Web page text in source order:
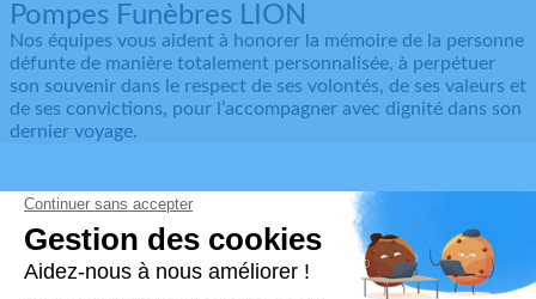
Pompes Funèbres LION
Nos équipes vous aident à honorer la mémoire de la personne
défunte de manière totalement personnalisée, à perpétuer
son souvenir dans le respect de ses volontés, de ses valeurs et
de ses convictions, pour l’accompagner avec dignité dans son
dernier voyage.
Obtenez un devis
Devis obsèques